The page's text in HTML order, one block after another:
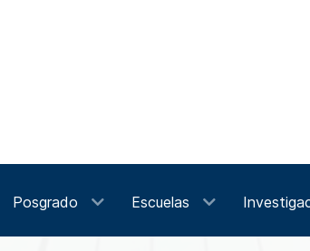
Posgrado Escuelas